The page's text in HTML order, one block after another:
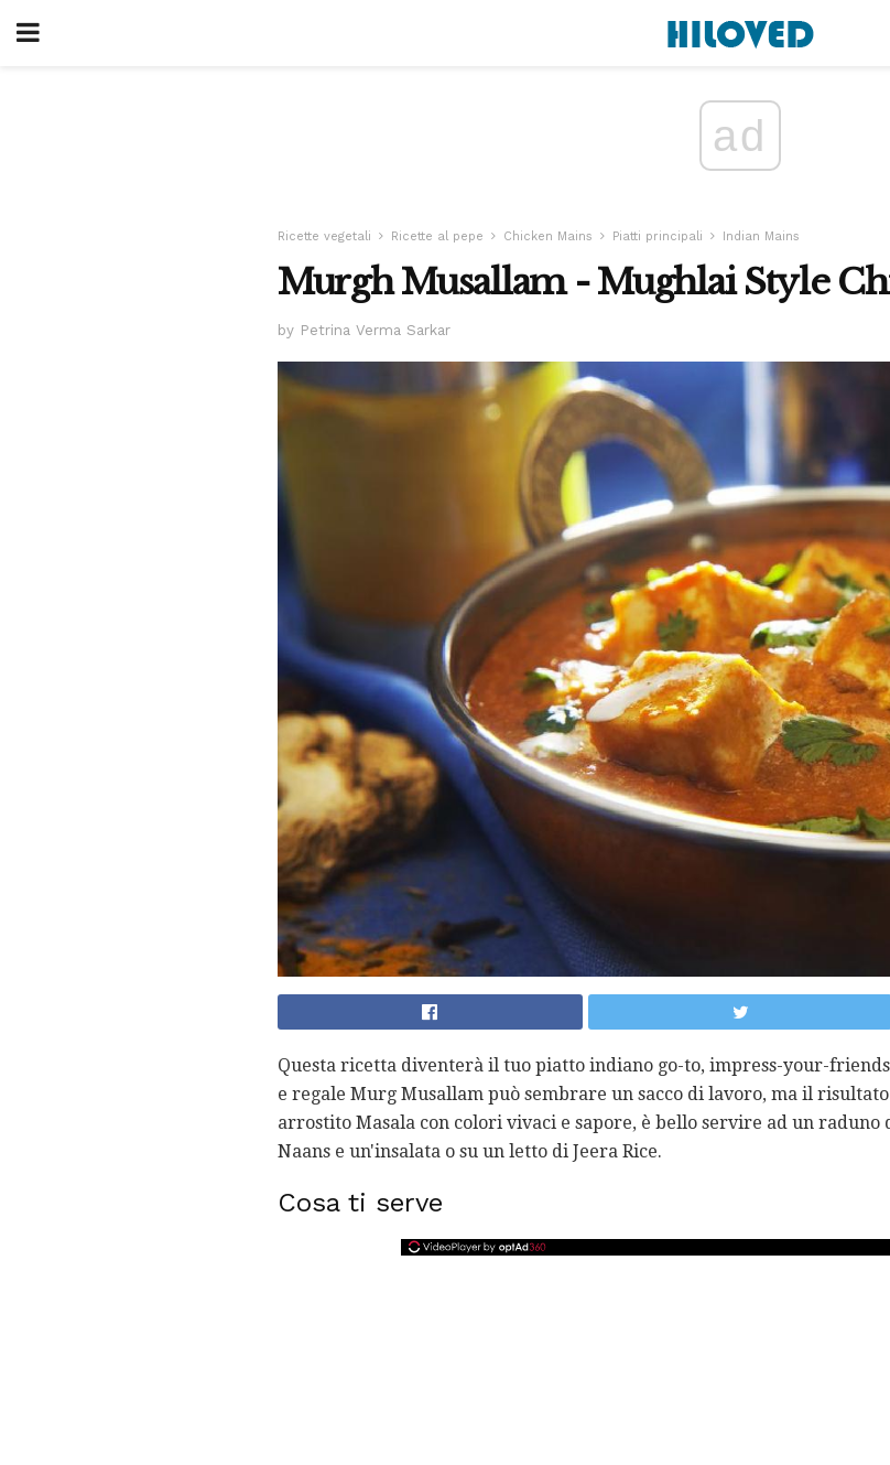
ad
Ricette vegetali Ricette al pepe Chicken Mains Piatti principali Indian Mains
Murgh Musallam - Mughlai Style
by Petrina Verma Sarkar
Questa ricetta diventerà il tuo piatto indiano go-to, impress-your-
e regale Murg Musallam può sembrare un sacco di lavoro, ma il
arrostito Masala con colori vivaci e sapore, è bello servire ad un
Naans e un'insalata o su un letto di Jeera Rice.
Cosa ti serve